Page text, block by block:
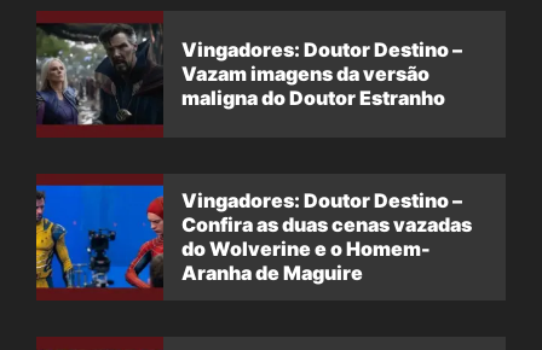
Vingadores: Doutor Destino –
Vazam imagens da versão
maligna do Doutor Estranho
Vingadores: Doutor Destino –
Confira as duas cenas vazadas
do Wolverine e o Homem-
Aranha de Maguire